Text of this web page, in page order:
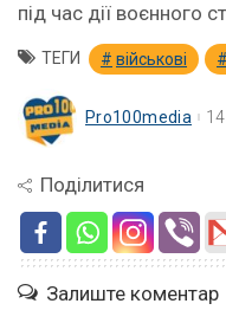
під час дії воєнного
ТЕГИ військові
Pro100media
Поділитися
Залиште коментар